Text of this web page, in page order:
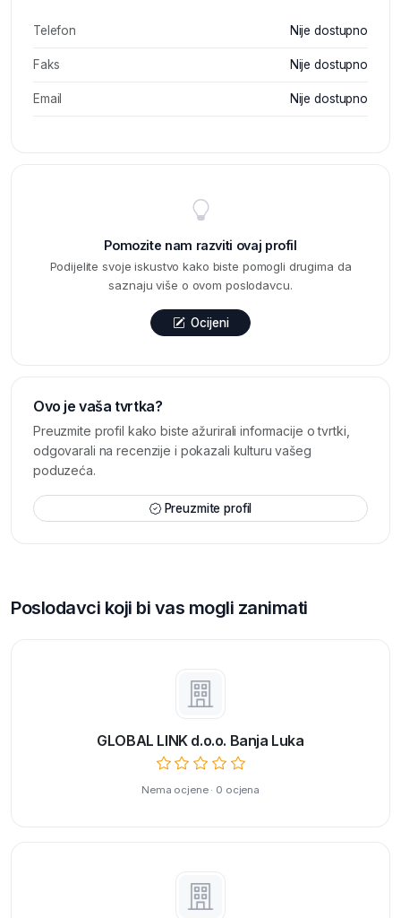
Telefon Nije dostupno
Faks Nije dostupno
Email Nije dostupno
Pomozite nam razviti ovaj profil
Podijelite svoje iskustvo kako biste pomogli drugima da
saznaju više o ovom poslodavcu.
Ocijeni
Ovo je vaša tvrtka?
Preuzmite profil kako biste ažurirali informacije o tvrtki,
odgovarali na recenzije i pokazali kulturu vašeg
poduzeća.
Preuzmite profil
Poslodavci koji bi vas mogli zanimati
GLOBAL LINK d.o.o. Banja Luka
Nema ocjene · 0 ocjena